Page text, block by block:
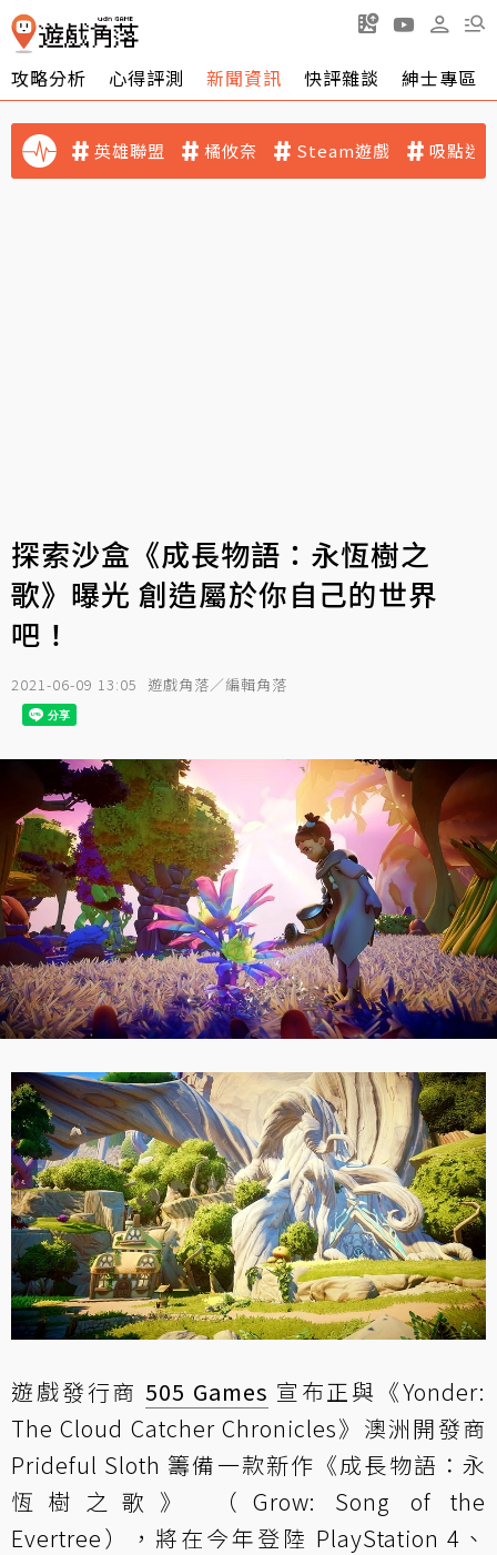
攻略分析 心得評測 新聞資訊 快評雜談 紳士專區
英雄聯盟 橘攸奈 Steam遊戲 吸點迷
探索沙盒《成長物語：永恆樹之
歌》曝光 創造屬於你自己的世界
吧！
2021-06-09 13:05 遊戲角落／編輯角落
遊戲發行商505 Games 宣布正與《Yonder:
The Cloud Catcher Chronicles》澳洲開發商
Prideful Sloth 籌備一款新作《成長物語：永
恆樹之歌》 （Grow: Song of the
Evertree），將在今年登陸 PlayStation 4、